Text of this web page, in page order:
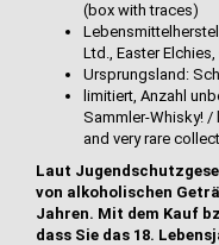
(box with traces)
Ltd., Easter
Ursprungsland:
limitiert, Anzahl
Sammler-Whisky!
and very rare
Laut
von alkoholischen
Jahren. Mit dem Kauf
dass Sie das 18.